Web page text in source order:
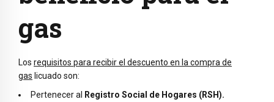
gas
Los requisitos para recibir el descuento en la compra de
gas licuado son:
Pertenecer al Registro Social de Hogares (RSH).